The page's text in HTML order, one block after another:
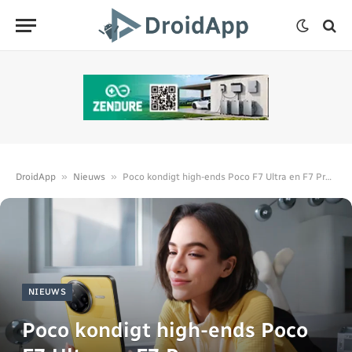
DroidApp » Nieuws » Poco kondigt high-ends Poco F7 Ultra en F7 Pro aan
NIEUWS
Poco kondigt high-ends Poco